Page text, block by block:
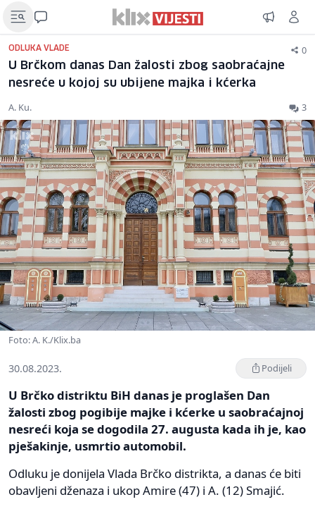
ODLUKA VLADE 0
U Brčkom danas Dan žalosti zbog saobraćajne
nesreće u kojoj su ubijene majka i kćerka
A. Ku. 3
Foto: A. K./Klix.ba
30.08.2023. Podijeli
U Brčko distriktu BiH danas je proglašen Dan
žalosti zbog pogibije majke i kćerke u saobraćajnoj
nesreći koja se dogodila 27. augusta kada ih je, kao
pješakinje, usmrtio automobil.
Odluku je donijela Vlada Brčko distrikta, a danas će biti
obavljeni dženaza i ukop Amire (47) i A. (12) Smajić.